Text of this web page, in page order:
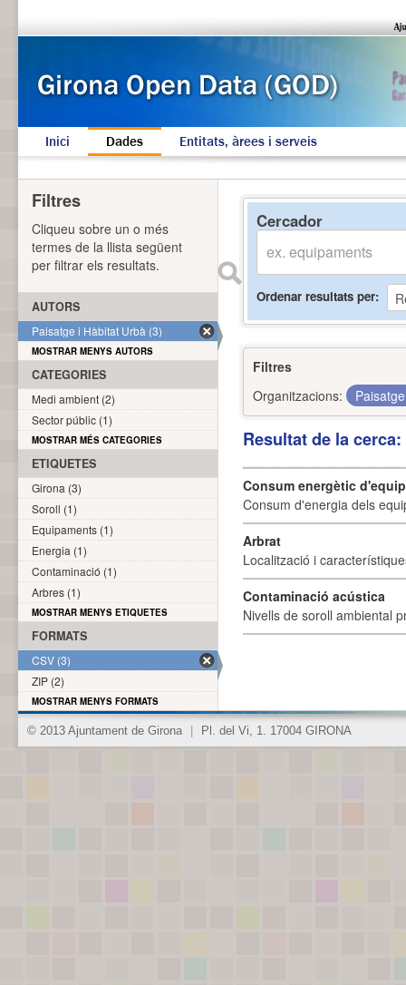
Inici Dades Entitats, àrees i serveis
Cercador
Ordenar resultats per
Filtres
Organitzacions:
Resultat de la
Consum energètic
Consum d'energia dels
Arbrat
Localització i
Contaminació acústica
Nivells de soroll ambiental
Filtres
Cliqueu sobre un o més
termes de la llista següent
per filtrar els resultats.
AUTORS
Paisatge i Hàbitat Urbà (3)
MOSTRAR MENYS AUTORS
CATEGORIES
Medi ambient (2)
Sector públic (1)
MOSTRAR MÉS CATEGORIES
ETIQUETES
Girona (3)
Soroll (1)
Equipaments (1)
Energia (1)
Contaminació (1)
Arbres (1)
MOSTRAR MENYS ETIQUETES
FORMATS
CSV (3)
ZIP (2)
MOSTRAR MENYS FORMATS
© 2013 Ajuntament de Girona Pl. del Vi, 1. 17004 GIRONA